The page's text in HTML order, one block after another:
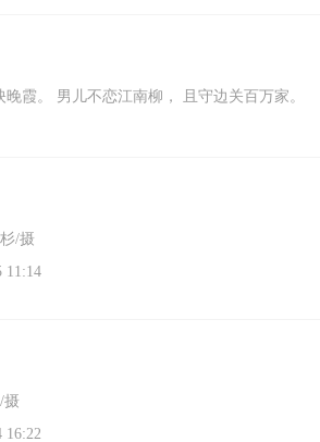
霞。 男儿不恋江南柳， 且守边关百万家。
/摄
11:14
摄
16:22